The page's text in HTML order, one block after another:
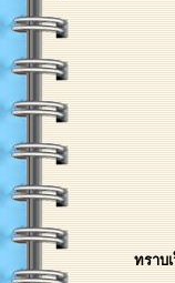
ทราบ